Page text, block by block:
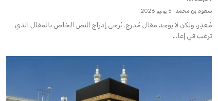
سعود بن محمد 5 يونيو 2026
مُعذِر، ولكن لا يوجد مقال مُدرج. يُرجى إدراج النص الخاص بالمقال الذي
ترغب في إعا...